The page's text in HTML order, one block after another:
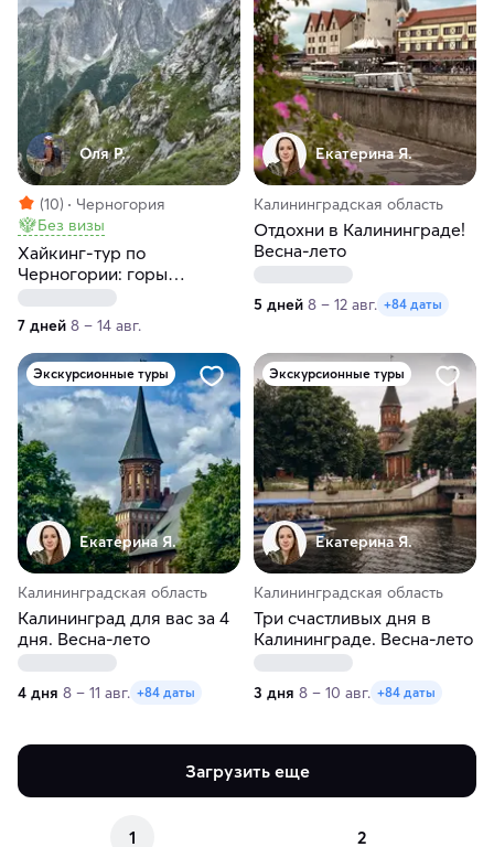
Оля Р.
(10)
Черногория
Без визы
Хайкинг-тур по
Черногории: горы
Дурмитора и Проклетия,
средневековые города и
море
7 дней 8 – 14 авг.
Екатерина Я.
Калининградская область
Отдохни в Калининграде!
Весна-лето
5 дней 8 – 12 авг. +84 даты
Экскурсионные туры
Екатерина Я.
Калининградская область
Калининград для вас за 4
дня. Весна-лето
4 дня 8 – 11 авг. +84 даты
Экскурсионные туры
Екатерина Я.
Калининградская область
Три счастливых дня в
Калининграде. Весна-лето
3 дня 8 – 10 авг. +84 даты
Загрузить еще
1 2